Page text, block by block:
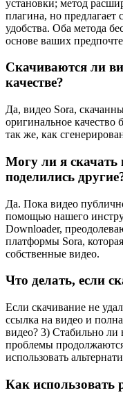
установки; метод
плагина, но предлагает
удобства. Оба метода
основе ваших
Скачиваются ли
качестве?
Да, видео Sora,
оригинальное качество
так же, как
Могу ли я скачать
поделились
Да. Пока видео
помощью нашего
Downloader,
платформы Sora,
собственные видео.
Что делать, если
Если скачивание не
ссылка на видео и
видео? 3) Стабильно ли
проблемы
использовать
Как использовать